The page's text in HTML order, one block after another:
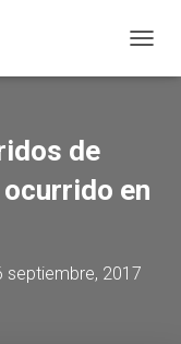
de
en
septiembre, 2017